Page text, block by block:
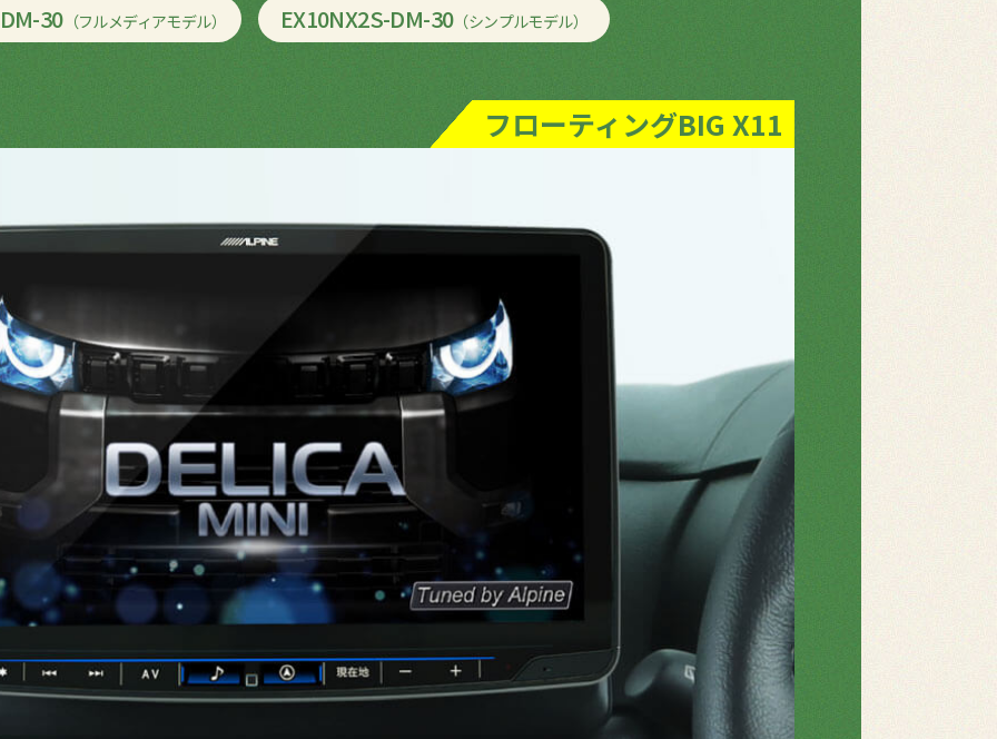
30（フルメディアモデル） EX10NX2S-DM-30（シンプルモデル）
フローティングBIG X11